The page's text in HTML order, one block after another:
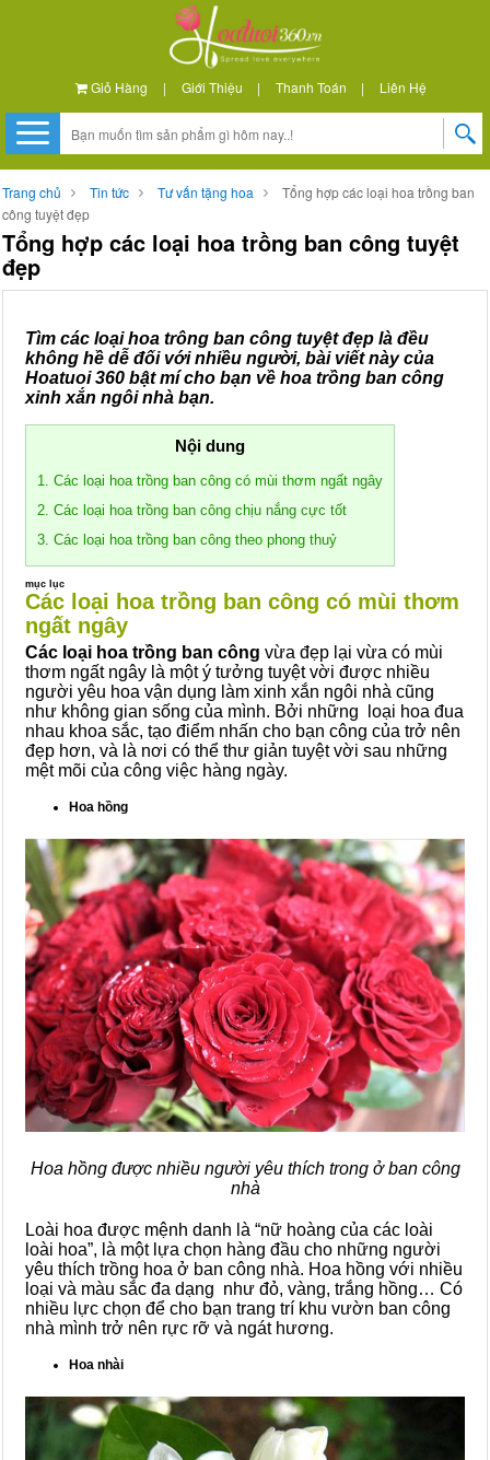
Giỏ Hàng | Giới Thiệu | Thanh Toán | Liên Hệ
Trang chủ Tin tức Tư vấn tặng hoa
Tổng hợp các loại hoa trồng ban
công tuyệt đẹp
Tổng hợp các loại hoa trồng ban công tuyệt
đẹp
Tìm các loại hoa trông ban công tuyệt đẹp là đều
không hề dễ đối với nhiều người, bài viết này của
Hoatuoi 360 bật mí cho bạn về hoa trồng ban công
xinh xắn ngôi nhà bạn.
Nội dung
1. Các loại hoa trồng ban công có mùi thơm ngất ngây
2. Các loại hoa trồng ban công chịu nắng cực tốt
3. Các loại hoa trồng ban công theo phong thuỷ
mục lục
Các loại hoa trồng ban công có mùi thơm
ngất ngây
Các loại hoa trồng ban công vừa đẹp lại vừa có mùi
thơm ngất ngây là một ý tưởng tuyệt vời được nhiều
người yêu hoa vận dụng làm xinh xắn ngôi nhà cũng
như không gian sống của mình. Bởi những loại hoa đua
nhau khoa sắc, tạo điểm nhấn cho bạn công của trở nên
đẹp hơn, và là nơi có thể thư giản tuyệt vời sau những
mệt mõi của công việc hàng ngày.
Hoa hồng
Hoa hồng được nhiều người yêu thích trong ở ban công
nhà
Loài hoa được mệnh danh là “nữ hoàng của các loài
loài hoa”, là một lựa chọn hàng đầu cho những người
yêu thích trồng hoa ở ban công nhà. Hoa hồng với nhiều
loại và màu sắc đa dạng như đỏ, vàng, trắng hồng… Có
nhiều lực chọn để cho bạn trang trí khu vườn ban công
nhà mình trở nên rực rỡ và ngát hương.
Hoa nhài